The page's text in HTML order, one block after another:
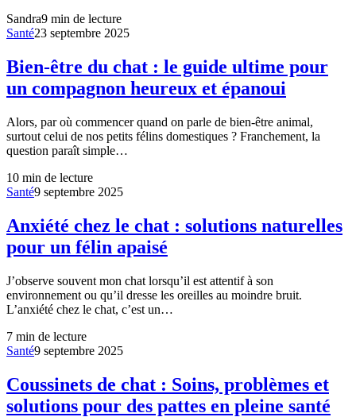
Sandra9 min de lecture
Santé23 septembre 2025
Bien-être du chat : le guide ultime pour
un compagnon heureux et épanoui
Alors, par où commencer quand on parle de bien-être animal,
surtout celui de nos petits félins domestiques ? Franchement, la
question paraît simple…
10 min de lecture
Santé9 septembre 2025
Anxiété chez le chat : solutions naturelles
pour un félin apaisé
J’observe souvent mon chat lorsqu’il est attentif à son
environnement ou qu’il dresse les oreilles au moindre bruit.
L’anxiété chez le chat, c’est un…
7 min de lecture
Santé9 septembre 2025
Coussinets de chat : Soins, problèmes et
solutions pour des pattes en pleine santé